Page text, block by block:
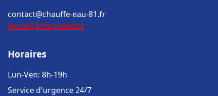
contact@chauffe-eau-81.fr
Accueil Informations
Horaires
Lun-Ven: 8h-19h
Service d'urgence 24/7